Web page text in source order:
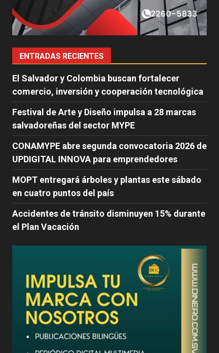
ENTRADAS RECIENTES
El Salvador y Colombia buscan fortalecer
comercio, inversión y cooperación tecnológica
Festival de Arte y Diseño impulsa a 28 marcas
salvadoreñas del sector MYPE
CONAMYPE abre segunda convocatoria 2026 de
UPDIGITAL INNOVA para emprendedores
MOPT entregará árboles y plantas este sábado
en cuatro puntos del país
Accidentes de tránsito disminuyen 15% durante
el Plan Vacación